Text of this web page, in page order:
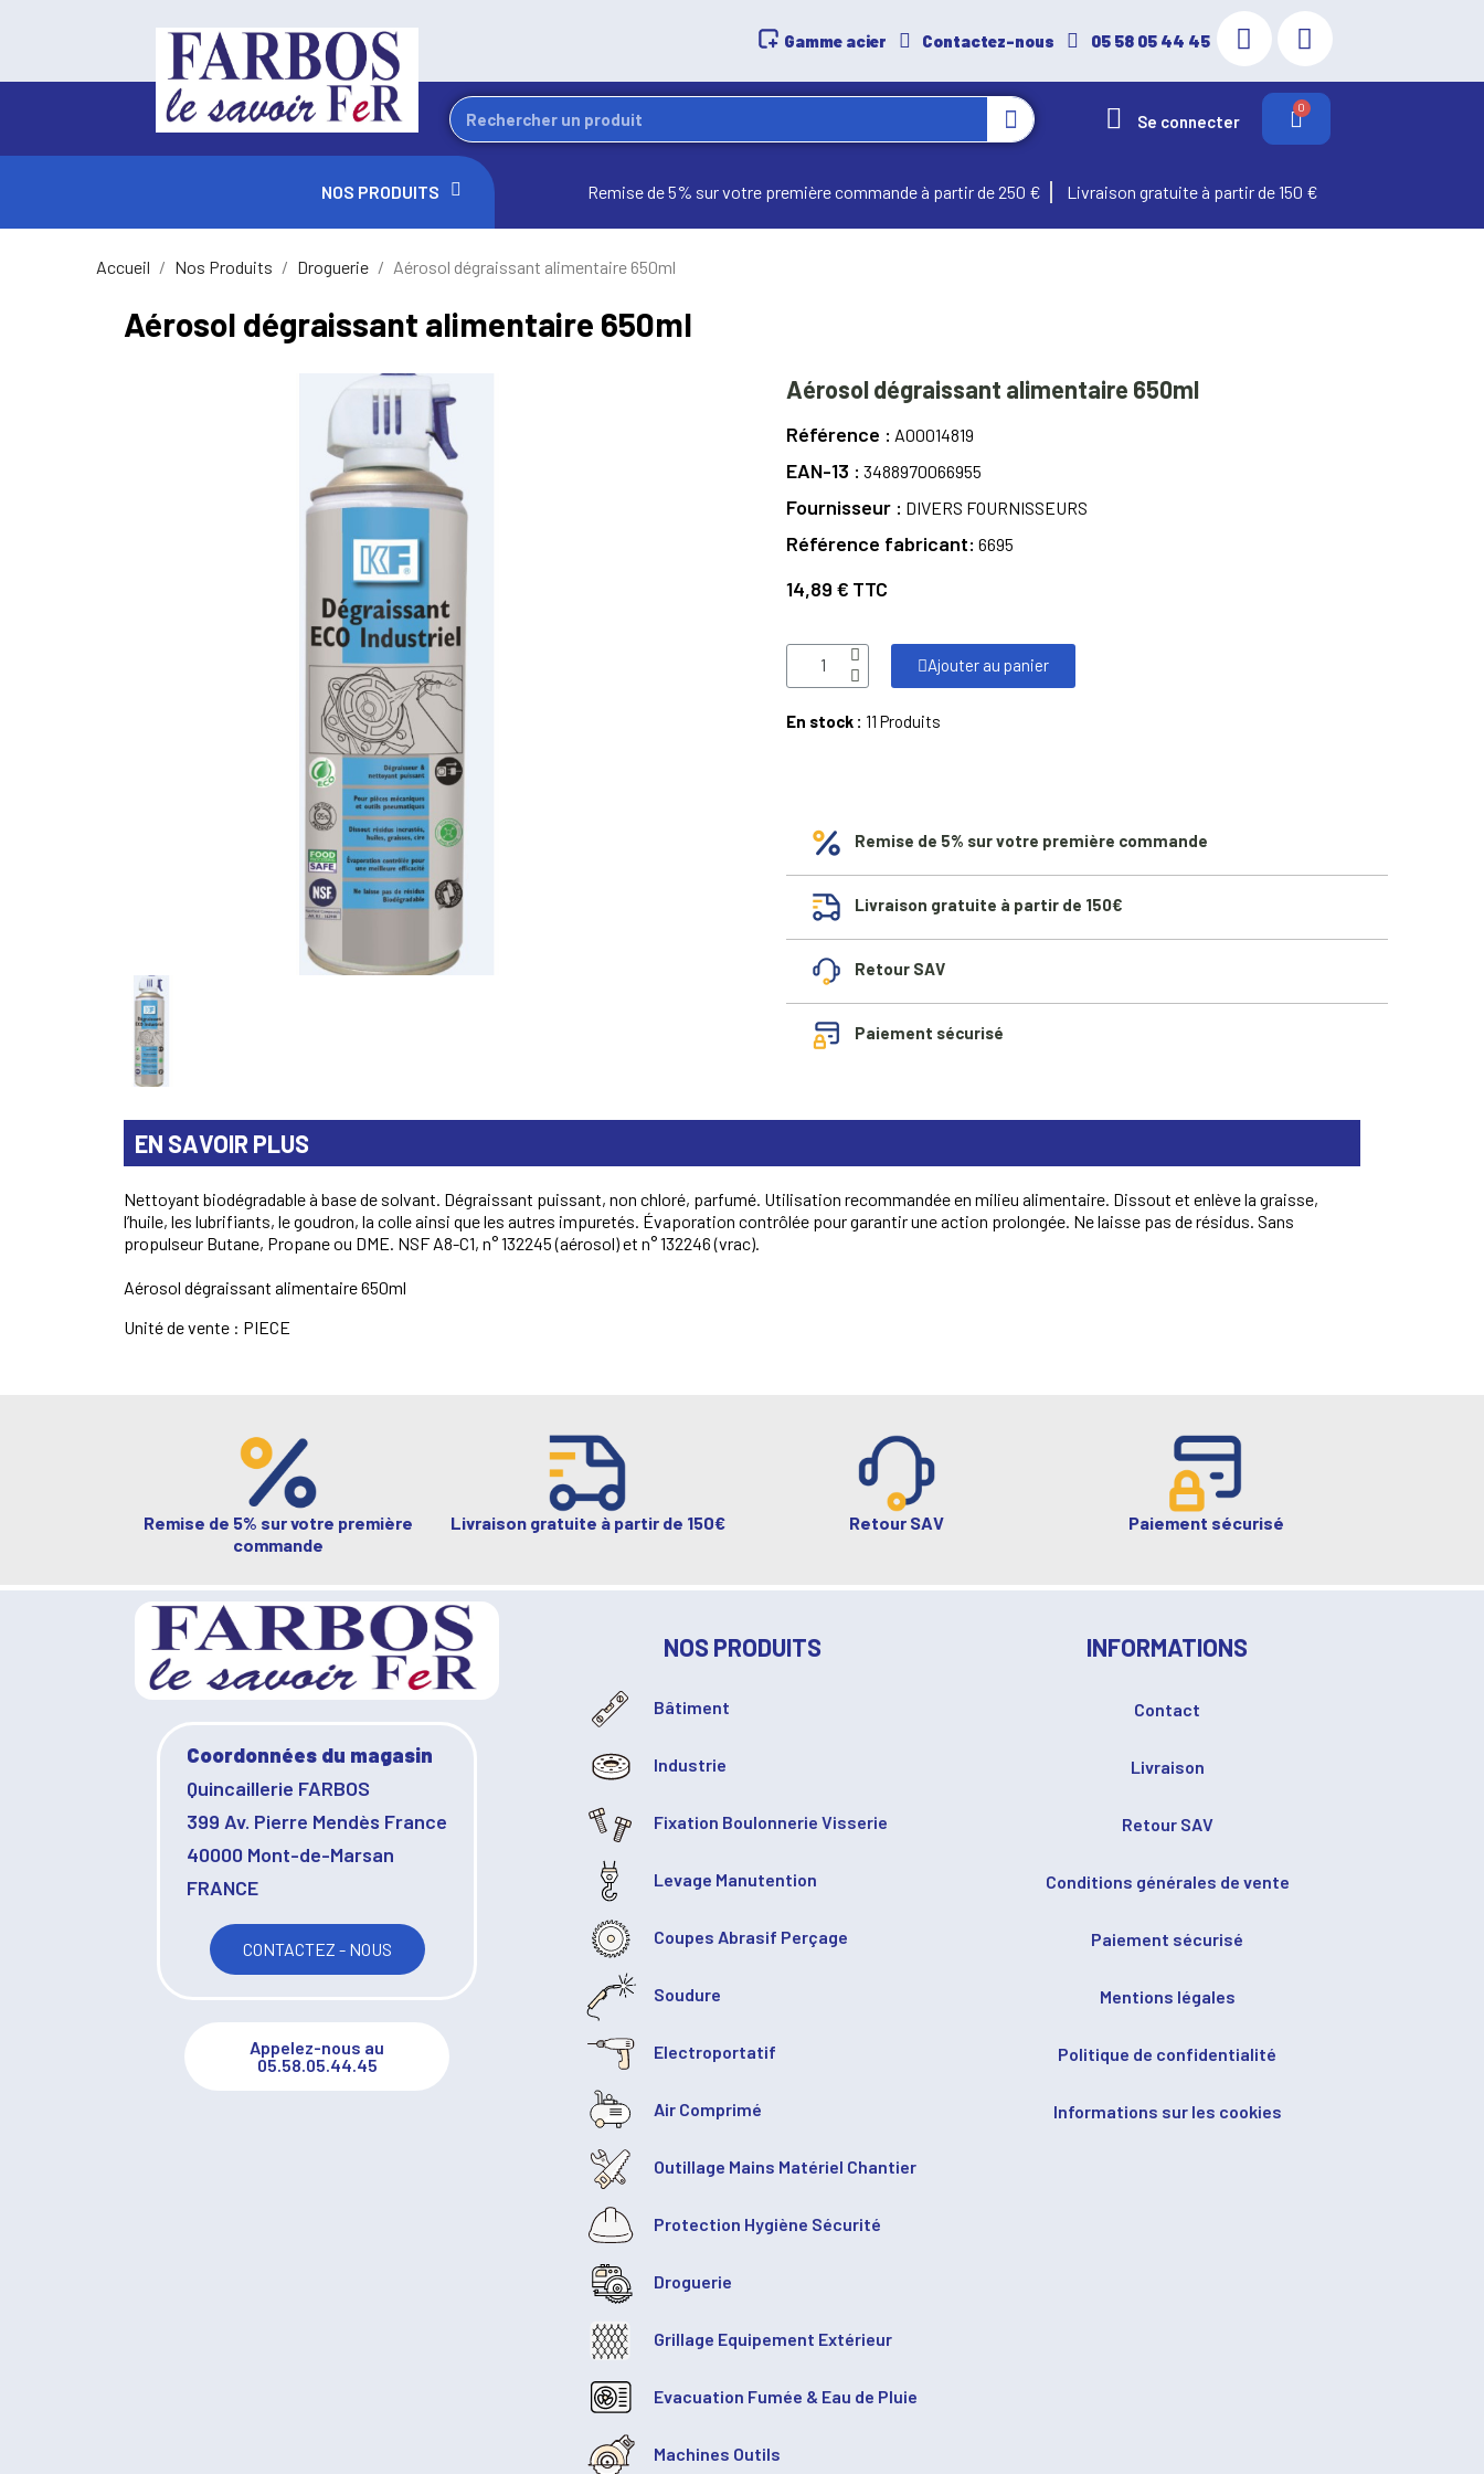
Gamme acier Contactez-nous 05 58 05 44 45
Se connecter
NOS PRODUITS Remise de 5% sur votre première commande à partir de 250 € Livraison gratuite à partir de 150 €
Accueil Nos Produits Droguerie Aérosol dégraissant alimentaire 650ml
Aérosol dégraissant alimentaire 650ml
Aérosol dégraissant alimentaire 650ml
Référence A00014819
EAN-13 3488970066955
Fournisseur DIVERS FOURNISSEURS
Référence fabricant 6695
14,89 € TTC
Ajouter au panier
En stock : 11 Produits
Remise de 5% sur votre première commande
Livraison gratuite à partir de 150€
Retour SAV
Paiement sécurisé
EN SAVOIR PLUS
Nettoyant biodégradable à base de solvant. Dégraissant puissant, non chloré, parfumé. Utilisation recommandée en milieu alimentaire. Dissout et enlève la graisse,
l’huile, les lubrifiants, le goudron, la colle ainsi que les autres impuretés. Évaporation contrôlée pour garantir une action prolongée. Ne laisse pas de résidus. Sans
propulseur Butane, Propane ou DME. NSF A8-C1, n° 132245 (aérosol) et n° 132246 (vrac).
Aérosol dégraissant alimentaire 650ml
Unité de vente : PIECE
Remise de 5% sur votre première
commande
Livraison gratuite à partir de 150€ Retour SAV Paiement sécurisé
Coordonnées du magasin
Quincaillerie FARBOS
399 Av. Pierre Mendès France
40000 Mont-de-Marsan
FRANCE
CONTACTEZ - NOUS
Appelez-nous au
05.58.05.44.45
NOS PRODUITS
Bâtiment
Industrie
Fixation Boulonnerie Visserie
Levage Manutention
Coupes Abrasif Perçage
Soudure
Electroportatif
Air Comprimé
Outillage Mains Matériel Chantier
Protection Hygiène Sécurité
Droguerie
Grillage Equipement Extérieur
Evacuation Fumée & Eau de Pluie
Machines Outils
INFORMATIONS
Contact
Livraison
Retour SAV
Conditions générales de vente
Paiement sécurisé
Mentions légales
Politique de confidentialité
Informations sur les cookies